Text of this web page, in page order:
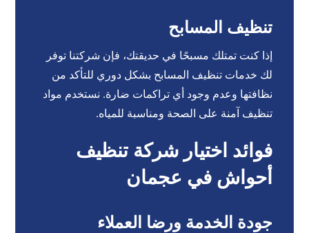
تنظيف المسابح
إذا كنت تمتلك مسبحًا في حديقتك، فإن شركتنا توفر
لك خدمات تنظيف المسابح بشكل دوري للتأكد من
نظافتها وعدم وجود أي تراكمات ضارة. نستخدم مواد
تنظيف آمنة على الصحة ومناسبة للمياه.
فوائد اختيار شركة تنظيف
أحواش في عجمان
جودة الخدمة ورضا العملاء